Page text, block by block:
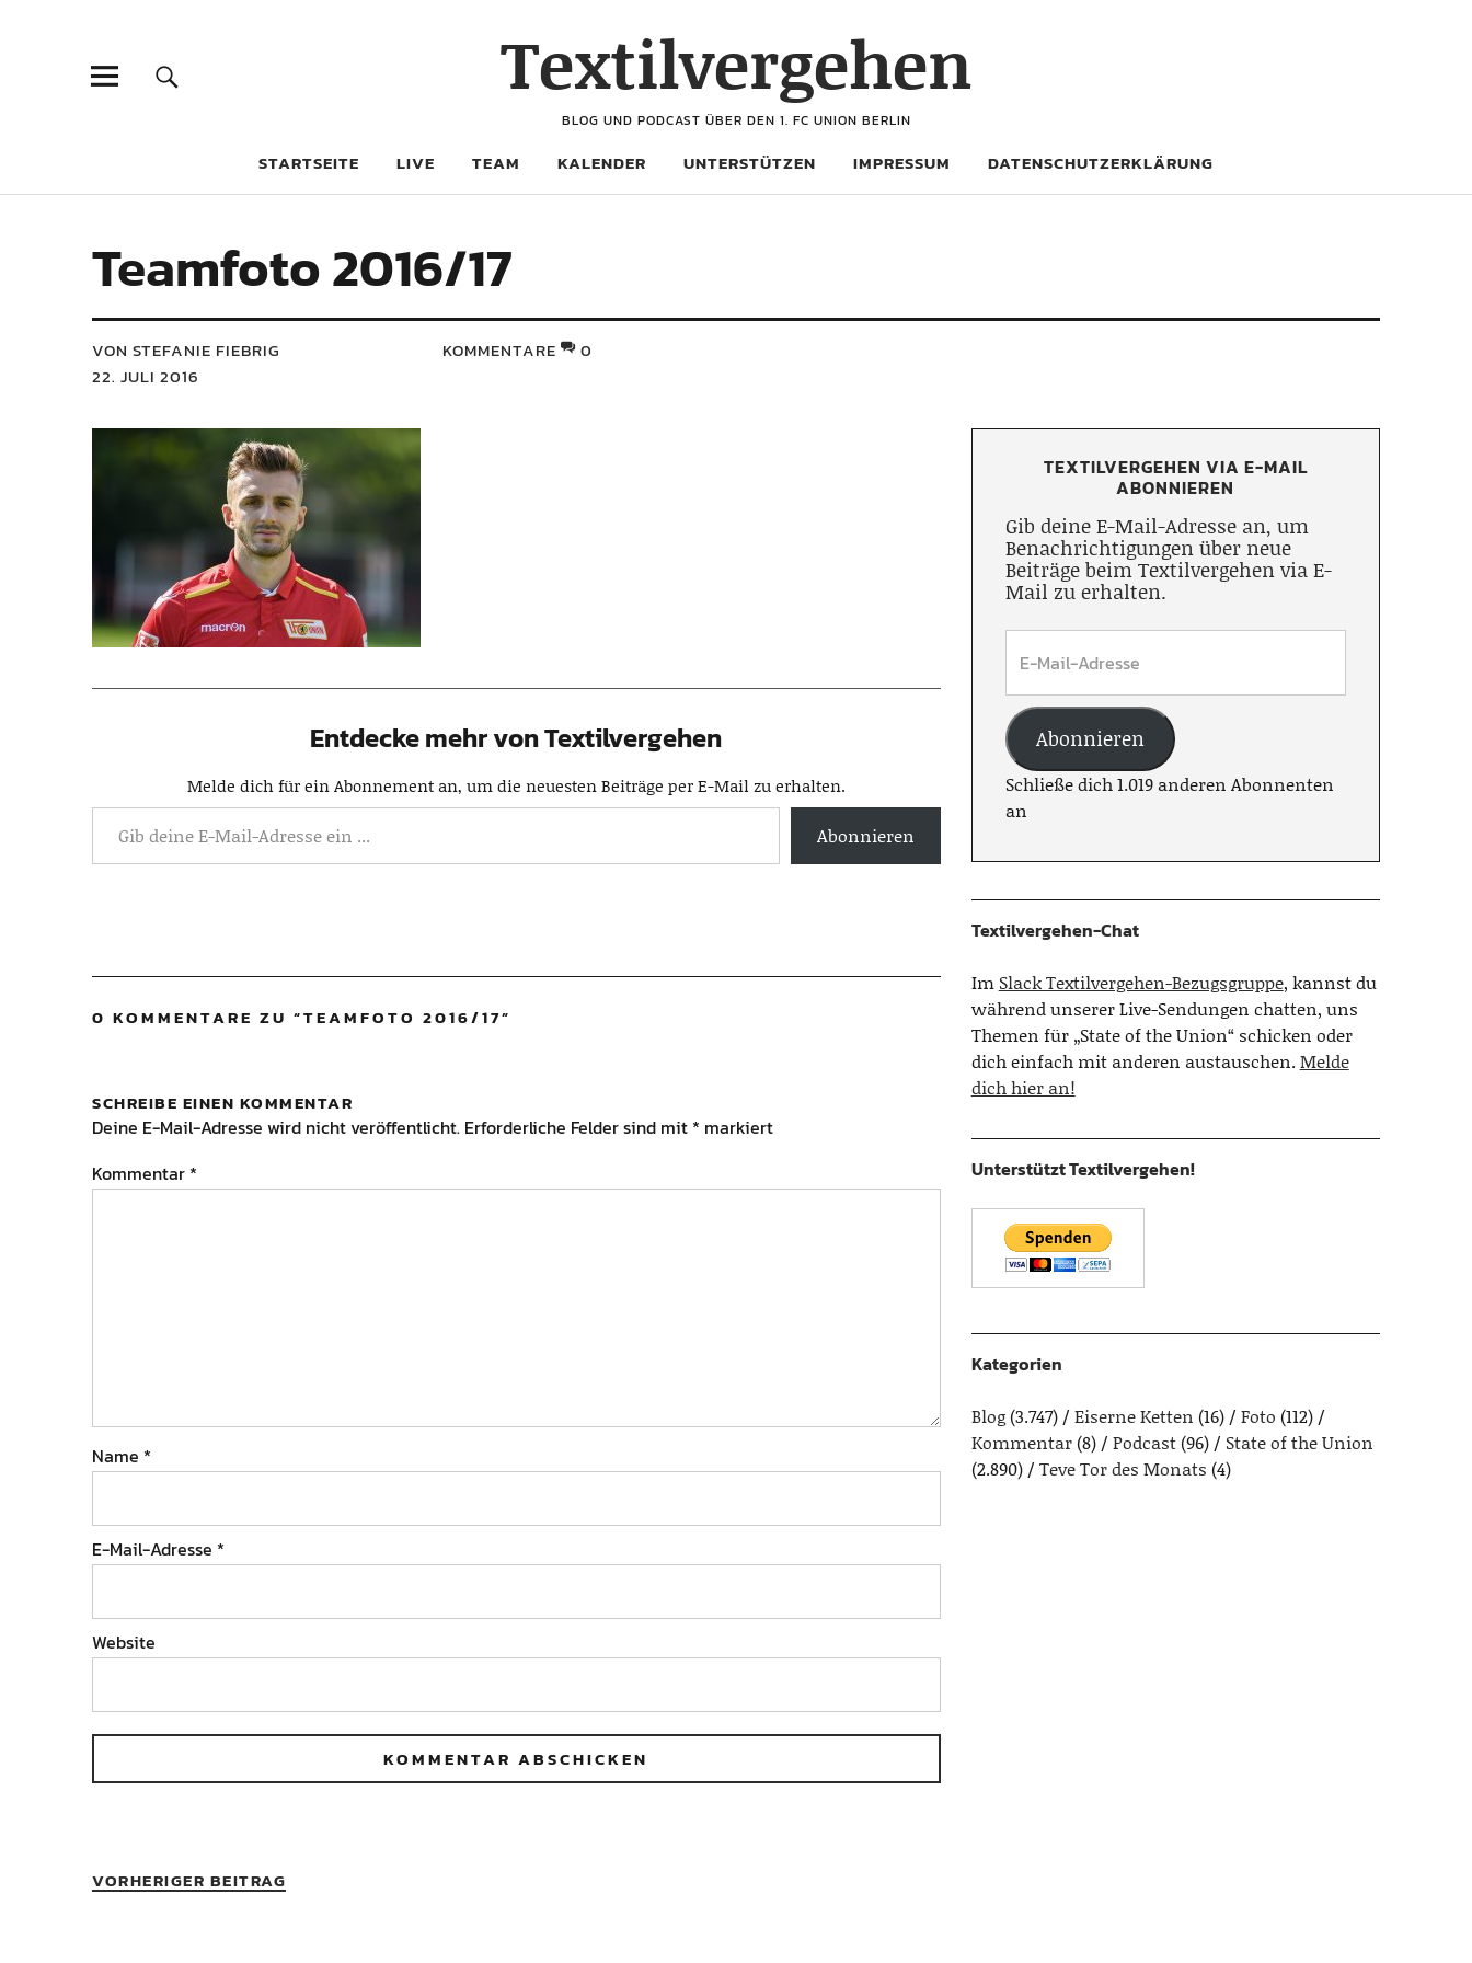
Textilvergehen
BLOG UND PODCAST ÜBER DEN 1. FC UNION BERLIN
STARTSEITE LIVE TEAM KALENDER UNTERSTÜTZEN IMPRESSUM DATENSCHUTZERKLÄRUNG
Teamfoto 2016/17
VON STEFANIE FIEBRIG
22. JULI 2016
KOMMENTARE 0
Entdecke mehr von Textilvergehen
Melde dich für ein Abonnement an, um die neuesten Beiträge per E-Mail zu erhalten.
Abonnieren
0 KOMMENTARE ZU “TEAMFOTO 2016/17”
SCHREIBE EINEN KOMMENTAR
Deine E-Mail-Adresse wird nicht veröffentlicht. Erforderliche Felder sind mit * markiert
Kommentar *
Name *
E-Mail-Adresse *
Website
VORHERIGER BEITRAG
TEXTILVERGEHEN VIA E-MAIL
ABONNIEREN
Gib deine E-Mail-Adresse an, um
Benachrichtigungen über neue
Beiträge beim Textilvergehen via E-
Mail zu erhalten.
Abonnieren
Schließe dich 1.019 anderen Abonnenten
an
Textilvergehen-Chat
Im Slack Textilvergehen-Bezugsgruppe, kannst du
während unserer Live-Sendungen chatten, uns
Themen für „State of the Union“ schicken oder
dich einfach mit anderen austauschen.Melde
dich hier an!
Unterstützt Textilvergehen!
Kategorien
Blog(3.747) Eiserne Ketten (16) Foto (112)
Kommentar(8) Podcast(96)
State of the Union
(2.890)
Teve Tor des Monats (4)